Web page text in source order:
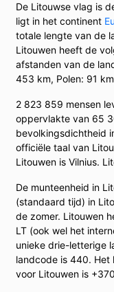
De Litouwse vlag is
ligt in het continent
totale lengte van de
Litouwen heeft de
afstanden van de
453 km, Polen: 91
2 823 859 mensen
oppervlakte van 65
bevolkingsdichtheid
officiële taal van
Litouwen is Vilnius.
De munteenheid in
(standaard tijd) in
de zomer. Litouwen
LT (ook wel het
unieke drie-letterige
landcode is 440. Het
voor Litouwen is